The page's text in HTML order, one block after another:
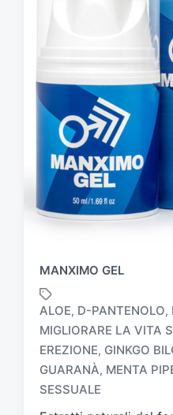
MANXIMO GEL
T
a
g
ALOE, D-PANTENOLO,
MIGLIORARE LA VITA
EREZIONE, GINKGO
GUARANÀ, MENTA
SESSUALE